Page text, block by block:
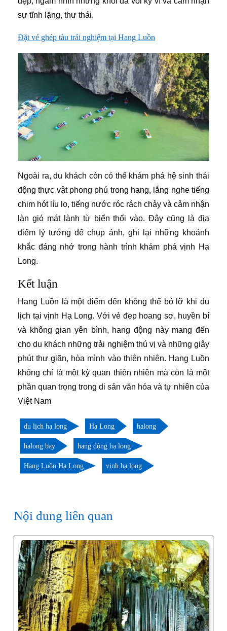
sự tĩnh lặng, thư thái.
Đặt vé ghép tàu trải nghiệm tại Hang Luồn
Ngoài ra, du khách còn có thể khám phá hệ sinh thái
động thực vật phong phú trong hang, lắng nghe tiếng
chim hót líu lo, tiếng nước róc rách chảy và cảm nhận
làn gió mát lành từ biển thổi vào. Đây cũng là địa
điểm lý tưởng để chụp ảnh, ghi lại những khoảnh
khắc đáng nhớ trong hành trình khám phá vịnh Hạ
Long.
Kết luận
Hang Luồn là một điểm đến không thể bỏ lỡ khi du
lịch tại vịnh Hạ Long. Với vẻ đẹp hoang sơ, huyền bí
và không gian yên bình, hang động này mang đến
cho du khách những trải nghiệm thú vị và những giây
phút thư giãn, hòa mình vào thiên nhiên. Hang Luồn
không chỉ là một kỳ quan thiên nhiên mà còn là một
phần quan trọng trong di sản văn hóa và tự nhiên của
Việt Nam
du lịch hạ long Hạ Long halong
halong bay hang động hạ long
Hang Luồn Hạ Long vịnh hạ long
Nội dung liên quan